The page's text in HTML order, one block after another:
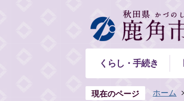
くらし・手続き
現在のページ ホーム